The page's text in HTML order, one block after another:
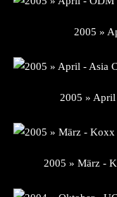
2005 »
2005 » April
2005 » März -